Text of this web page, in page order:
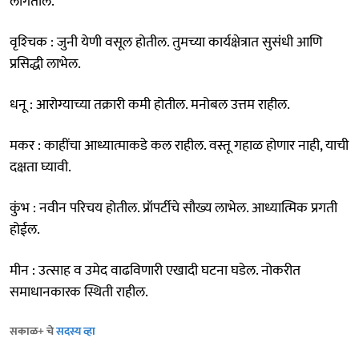
वृश्‍चिक : जुनी येणी वसूल होतील. तुमच्या कार्यक्षेत्रात सुसंधी आणि
प्रसिद्धी लाभेल.
धनू : आरोग्याच्या तक्रारी कमी होतील. मनोबल उत्तम राहील.
मकर : काहींचा आध्यात्माकडे कल राहील. वस्तू गहाळ होणार नाही, याची
दक्षता घ्यावी.
कुंभ : नवीन परिचय होतील. प्रॉपर्टीचे सौख्य लाभेल. आध्यात्मिक प्रगती
होईल.
मीन : उत्साह व उमेद वाढविणारी एखादी घटना घडेल. नोकरीत
समाधानकारक स्थिती राहील.
सकाळ+ चेसदस्य व्हा